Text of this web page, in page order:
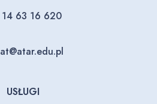
14 63 16 620
at@atar.edu.pl
USŁUGI